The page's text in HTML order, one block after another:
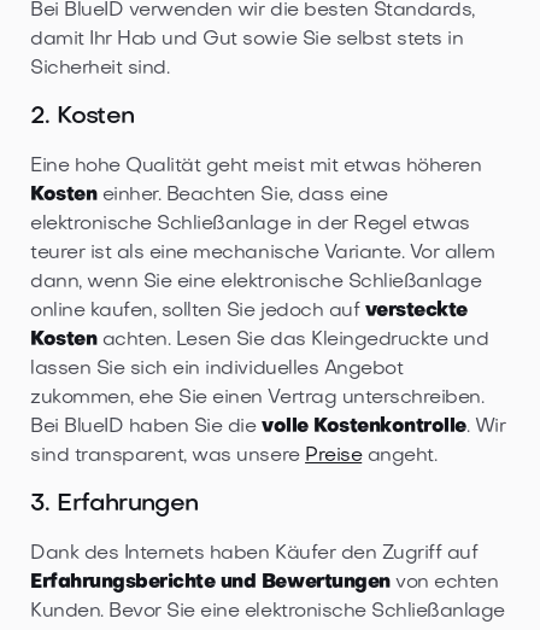
Bei BlueID verwenden wir die besten Standards,
damit Ihr Hab und Gut sowie Sie selbst stets in
Sicherheit sind.
2. Kosten
Eine hohe Qualität geht meist mit etwas höheren
Kosteneinher. Beachten Sie, dass eine
elektronische Schließanlage in der Regel etwas
teurer ist als eine mechanische Variante. Vor allem
dann, wenn Sie eine elektronische Schließanlage
online kaufen, sollten Sie jedoch auf versteckte
Kostenachten. Lesen Sie das Kleingedruckte und
lassen Sie sich ein individuelles Angebot
zukommen, ehe Sie einen Vertrag unterschreiben.
Bei BlueID haben Sie dievolle Kostenkontrolle. Wir
sind transparent, was unsere Preiseangeht.
3. Erfahrungen
Dank des Internets haben Käufer den Zugriff auf
Erfahrungsberichte und Bewertungenvon echten
Kunden. Bevor Sie eine elektronische Schließanlage